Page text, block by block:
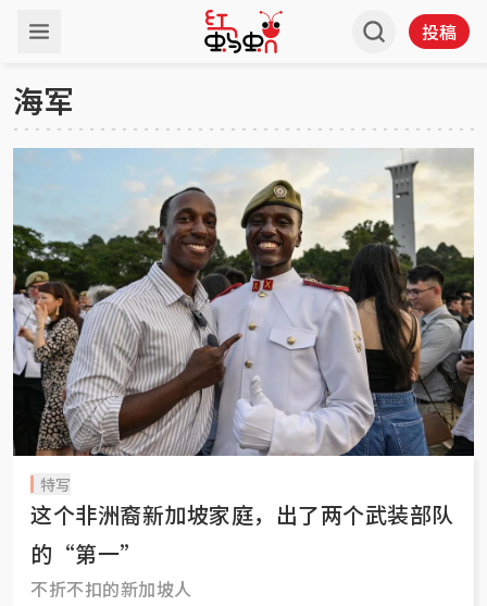
投稿
海军
特写
这个非洲裔新加坡家庭，出了两个武装部队
的“第一”
不折不扣的新加坡人